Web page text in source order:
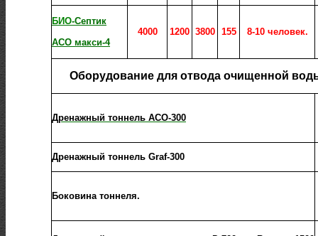
БИО-Септик
АСО макси-4
4000 1200 3800 155 8-10 человек.
Оборудование для отвода очищенной
Дренажный тоннель АСО-300
Дренажный тоннель Graf-300
Боковина тоннеля.